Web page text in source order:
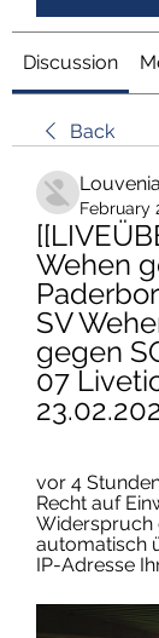
Discussion
Back
February
Wehen
SV
gegen
07
vor 4
Recht auf
Widerspruch
automatisch
IP-Adresse